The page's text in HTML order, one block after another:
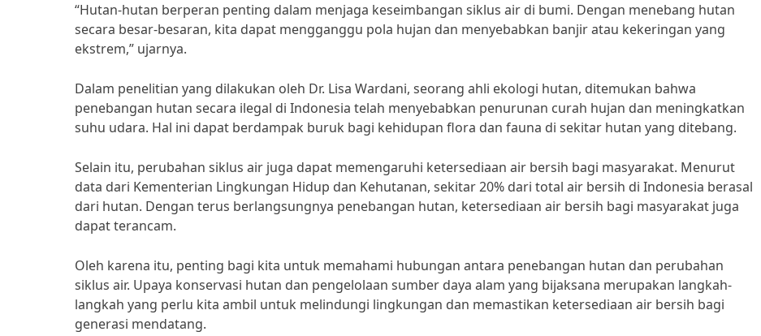
“Hutan-hutan berperan penting dalam menjaga keseimbangan siklus air di bumi. Dengan menebang hutan
secara besar-besaran, kita dapat mengganggu pola hujan dan menyebabkan banjir atau kekeringan yang
ekstrem,” ujarnya.
Dalam penelitian yang dilakukan oleh Dr. Lisa Wardani, seorang ahli ekologi hutan, ditemukan bahwa
penebangan hutan secara ilegal di Indonesia telah menyebabkan penurunan curah hujan dan meningkatkan
suhu udara. Hal ini dapat berdampak buruk bagi kehidupan flora dan fauna di sekitar hutan yang ditebang.
Selain itu, perubahan siklus air juga dapat memengaruhi ketersediaan air bersih bagi masyarakat. Menurut
data dari Kementerian Lingkungan Hidup dan Kehutanan, sekitar 20% dari total air bersih di Indonesia berasal
dari hutan. Dengan terus berlangsungnya penebangan hutan, ketersediaan air bersih bagi masyarakat juga
dapat terancam.
Oleh karena itu, penting bagi kita untuk memahami hubungan antara penebangan hutan dan perubahan
siklus air. Upaya konservasi hutan dan pengelolaan sumber daya alam yang bijaksana merupakan langkah-
langkah yang perlu kita ambil untuk melindungi lingkungan dan memastikan ketersediaan air bersih bagi
generasi mendatang.